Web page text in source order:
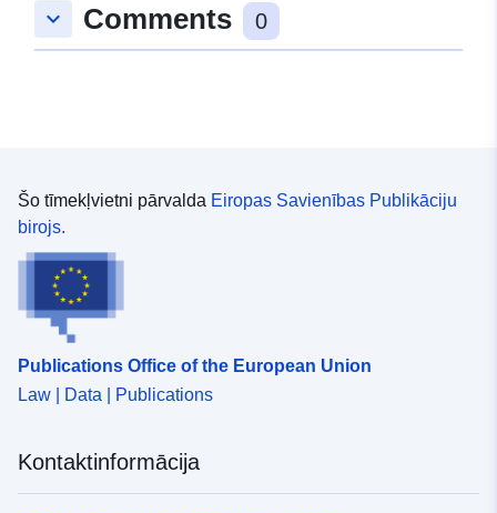
Kataloga
ieraksts:
Pievienots data.europa.eu:
2026
8dc3888a580c
uriRef:
Versijas
informācija:
keyboard_arrow_down Comments 0
Šo tīmekļvietni pārvalda Eiropas Savienības Publikāciju
birojs.
Publications Office of the European Union
Law | Data | Publications
Kontaktinformācija